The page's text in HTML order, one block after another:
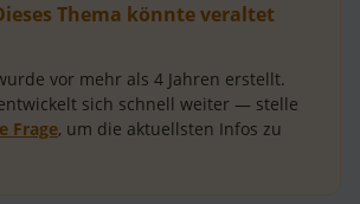
Thema könnte veraltet
vor mehr als 4 Jahren erstellt.
sich schnell weiter — stelle
Frage, um die aktuellsten Infos zu